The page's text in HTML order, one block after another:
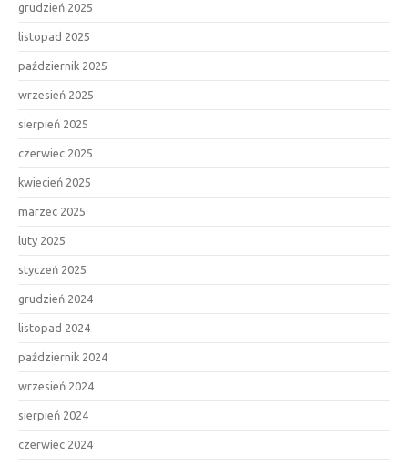
grudzień 2025
listopad 2025
październik 2025
wrzesień 2025
sierpień 2025
czerwiec 2025
kwiecień 2025
marzec 2025
luty 2025
styczeń 2025
grudzień 2024
listopad 2024
październik 2024
wrzesień 2024
sierpień 2024
czerwiec 2024